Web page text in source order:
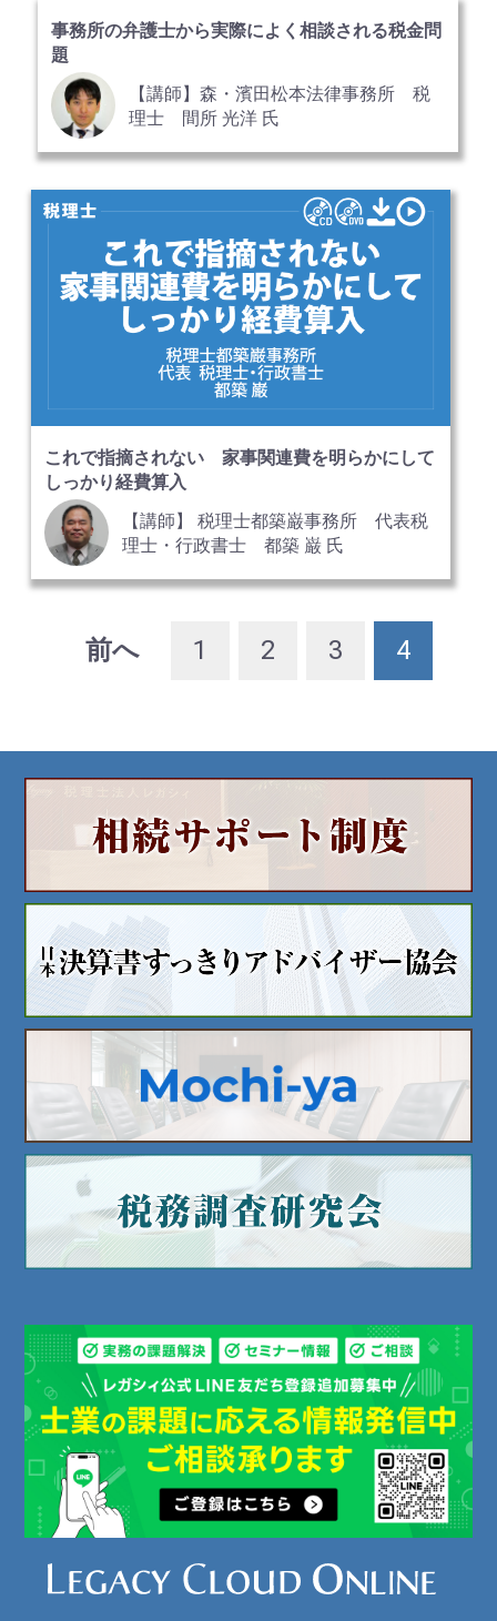
事務所の弁護士から実際によく相談される税金問
題
【講師】森・濱田松本法律事務所 税
理士 間所 光洋 氏
これで指摘されない 家事関連費を明らかにして
しっかり経費算入
【講師】 税理士都築巌事務所 代表税
理士・行政書士 都築 巌 氏
前へ 1 2 3 4